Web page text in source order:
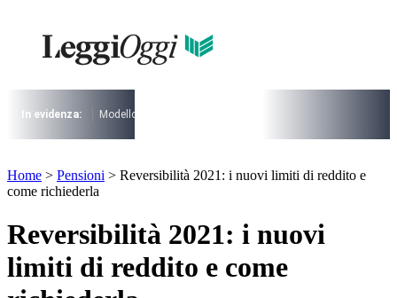
contenuto
I più cercati
Lorem ipsum dolor sit amet consectetur
Lorem ipsum dolor sit amet consectetur
In evidenza: Modello 730
I più cercati
Lorem ipsum dolor sit amet consectetur
Home > Pensioni > Reversibilità 2021: i nuovi limiti di reddito e
come richiederla
Reversibilità 2021: i nuovi
limiti di reddito e come